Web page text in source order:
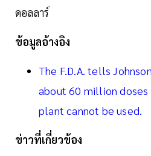
ดอลลาร์
ข้อมูลอ้างอิง
The F.D.A. tells
about 60 million
plant cannot be used.
ข่าวที่เกี่ยวข้อง